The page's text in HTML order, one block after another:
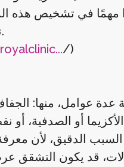
في تشخيص هذه
تهدئة الأعراض وإعادة الجلد لوضعه الطبيعي.
/)
عوامل، منها:
أو الصدفية،
قد يكون التشقق